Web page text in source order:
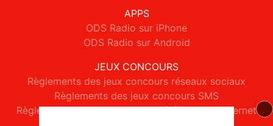
APPS
ODS Radio sur iPhone
ODS Radio sur Android
JEUX CONCOURS
Règlements des jeux concours réseaux sociaux
Règlements des jeux concours SMS
Règlements des jeux concours téléphone et internet